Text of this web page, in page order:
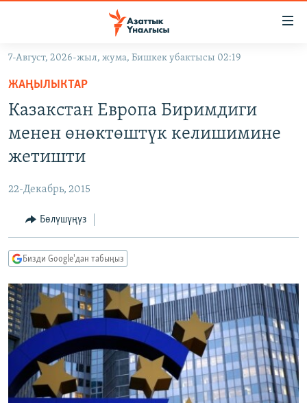
Навигацияга
өтүңүз
Издөөгө
салыңыз
МАДАНИЯТ
ТВ ПРОГРАММАЛАР
БҮГҮН АЗАТТЫКТА
ДАНИСТЕ
ЭЖЕ-СИҢДИЛЕР
АЗАТТЫК+
ЫҢГАЙСЫЗ СУРООЛОР
ПОДКАСТ
Русский
ОНЛАЙН ШЕРИНЕ
7-Август, 2026-жыл, жума, Бишкек убактысы 02:19
ЖАҢЫЛЫКТАР
Казакстан Европа Биримдиги
менен өнөктөштүк келишимине
жетишти
22-Декабрь, 2015
Бөлүшүңүз
Бизди Google'дан табыңыз